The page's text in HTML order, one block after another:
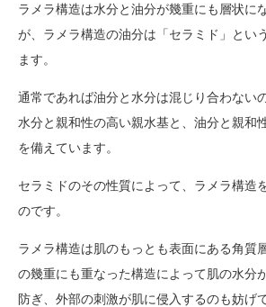
ラメラ構造は水分と油分が幾重にも層状に
が、ラメラ構造の油分は「セラミド」とい
ます。
通常であれば油分と水分は混じり合わない
水分と親和性の高い親水基と、油分と親和
を備えています。
セラミドのその性質によって、ラメラ構造
のです。
ラメラ構造は肌のもっとも表面にある角質
の幾重にも重なった構造によって肌の水分
防ぎ、外部の刺激が肌に侵入するのも妨げ